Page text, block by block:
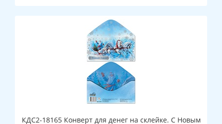
КДС2-18165 Конверт для денег на склейке. С Новым